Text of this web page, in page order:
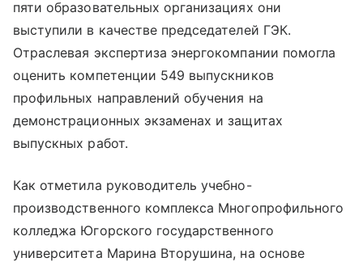
пяти образовательных организациях они
выступили в качестве председателей ГЭК.
Отраслевая экспертиза энергокомпании помогла
оценить компетенции 549 выпускников
профильных направлений обучения на
демонстрационных экзаменах и защитах
выпускных работ.
Как отметила руководитель учебно-
производственного комплекса Многопрофильного
колледжа Югорского государственного
университета Марина Вторушина, на основе